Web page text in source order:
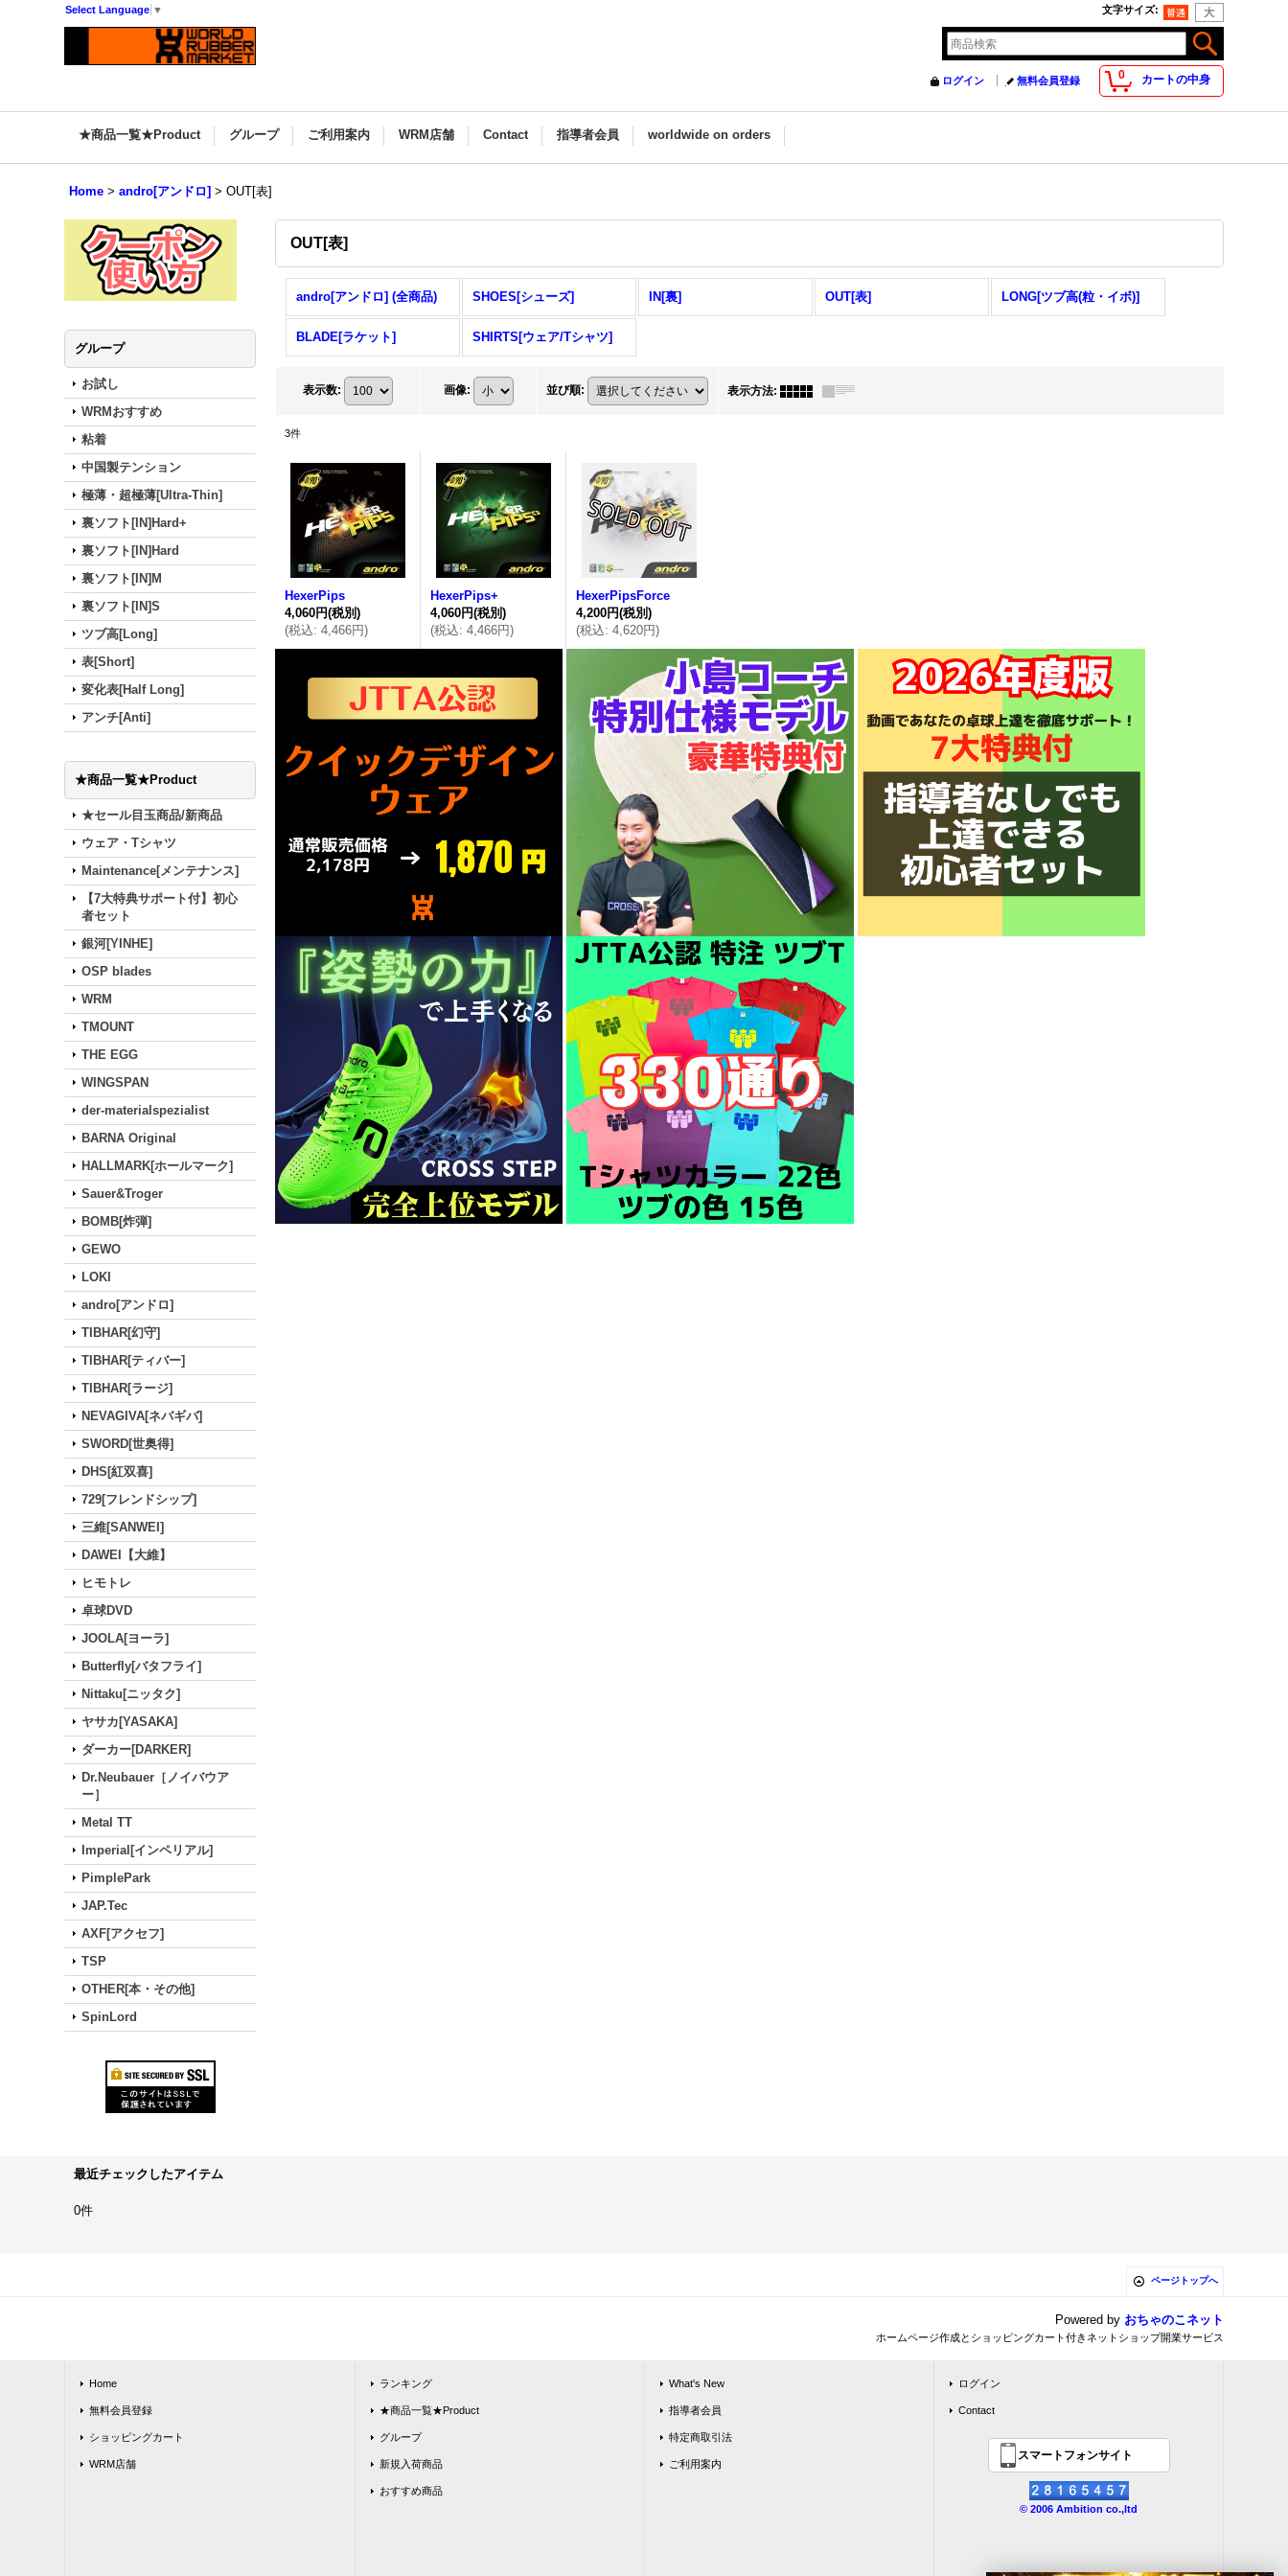
Select Language ▼ 文字サイズ:
0 カートの中身
ログイン 無料会員登録
★商品一覧★Product グループ ご利用案内 WRM店舗 Contact 指導者会員 worldwide on orders
Home > andro[アンドロ] > OUT[表]
グループ
お試し
WRMおすすめ
粘着
中国製テンション
極薄・超極薄[Ultra-Thin]
裏ソフト[IN]Hard+
裏ソフト[IN]Hard
裏ソフト[IN]M
裏ソフト[IN]S
ツブ高[Long]
表[Short]
変化表[Half Long]
アンチ[Anti]
★商品一覧★Product
★セール目玉商品/新商品
ウェア・Tシャツ
Maintenance[メンテナンス]
【7大特典サポート付】初心
者セット
銀河[YINHE]
OSP blades
WRM
TMOUNT
THE EGG
WINGSPAN
der-materialspezialist
BARNA Original
HALLMARK[ホールマーク]
Sauer&Troger
BOMB[炸弾]
GEWO
LOKI
andro[アンドロ]
TIBHAR[幻守]
TIBHAR[ティバー]
TIBHAR[ラージ]
NEVAGIVA[ネバギバ]
SWORD[世奥得]
DHS[紅双喜]
729[フレンドシップ]
三維[SANWEI]
DAWEI【大維】
ヒモトレ
卓球DVD
JOOLA[ヨーラ]
Butterfly[バタフライ]
Nittaku[ニッタク]
ヤサカ[YASAKA]
ダーカー[DARKER]
Dr.Neubauer［ノイバウア
ー］
Metal TT
Imperial[インペリアル]
PimplePark
JAP.Tec
AXF[アクセフ]
TSP
OTHER[本・その他]
SpinLord
OUT[表]
andro[アンドロ] (全商品) SHOES[シューズ] IN[裏] OUT[表] LONG[ツブ高(粒・イボ)]
BLADE[ラケット] SHIRTS[ウェア/Tシャツ]
表示数: 画像: 並び順: 表示方法:
3件
HexerPips
4,060円(税別)
(税込: 4,466円)
HexerPips+
4,060円(税別)
(税込: 4,466円)
HexerPipsForce
4,200円(税別)
(税込: 4,620円)
最近チェックしたアイテム
0件
ページトップへ
Powered by おちゃのこネット
ホームページ作成とショッピングカート付きネットショップ開業サービス
Home
無料会員登録
ショッピングカート
WRM店舗
ランキング
★商品一覧★Product
グループ
新規入荷商品
おすすめ商品
What's New
指導者会員
特定商取引法
ご利用案内
ログイン
Contact
スマートフォンサイト
© 2006 Ambition co.,ltd